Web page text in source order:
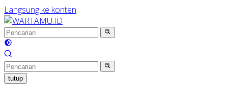
Langsung ke konten
tutup